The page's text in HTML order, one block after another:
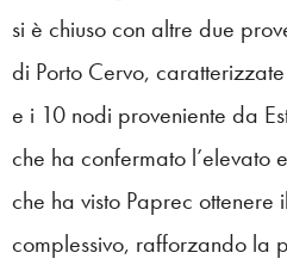
si è chiuso con altre due
di Porto Cervo,
e i 10 nodi proveniente da
che ha confermato l’elevato
che ha visto Paprec
complessivo, rafforzando la